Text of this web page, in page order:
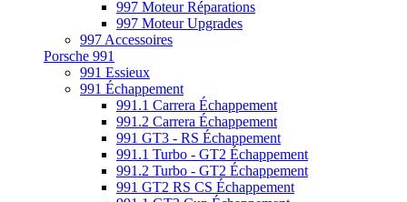
997 Moteur Réparations
997 Moteur Upgrades
997 Accessoires
Porsche 991
991 Essieux
991 Échappement
991.1 Carrera Échappement
991.2 Carrera Échappement
991 GT3 - RS Échappement
991.1 Turbo - GT2 Échappement
991.2 Turbo - GT2 Échappement
991 GT2 RS CS Échappement